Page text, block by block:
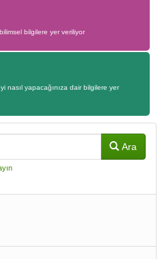
bilgilere yer veriliyor
nasıl yapacağınıza dair bilgilere yer
Ara